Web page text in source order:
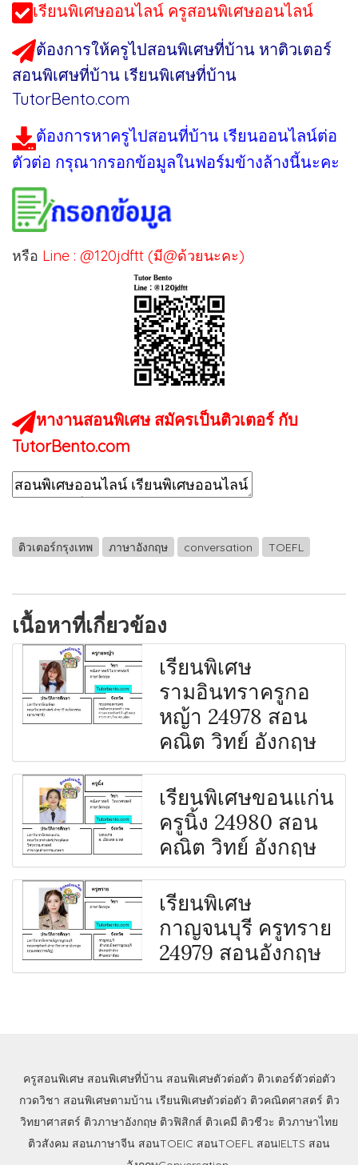
เรียนพิเศษออนไลน์ ครูสอนพิเศษออนไลน์
ต้องการให้ครูไปสอนพิเศษที่บ้าน หาติวเตอร์
สอนพิเศษที่บ้าน เรียนพิเศษที่บ้าน
TutorBento.com
ต้องการหาครูไปสอนที่บ้าน เรียนออนไลน์ต่อ
ตัวต่อ กรุณากรอกข้อมูลในฟอร์มข้างล้างนี้นะคะ
หรือ Line : @120jdftt (มี@ด้วยนะคะ)
หางานสอนพิเศษ สมัครเป็นติวเตอร์ กับ
TutorBento.com
ติวเตอร์กรุงเทพ ภาษาอังกฤษ conversation TOEFL
เนื้อหาที่เกี่ยวข้อง
เรียนพิเศษ
รามอินทราครูกอ
หญ้า 24978 สอน
คณิต วิทย์ อังกฤษ
เรียนพิเศษขอนแก่น
ครูนิ้ง 24980 สอน
คณิต วิทย์ อังกฤษ
เรียนพิเศษ
กาญจนบุรี ครูทราย
24979 สอนอังกฤษ
ครูสอนพิเศษ สอนพิเศษที่บ้าน สอนพิเศษตัวต่อตัว ติวเตอร์ตัวต่อตัว
กวดวิชา สอนพิเศษตามบ้าน เรียนพิเศษตัวต่อตัว ติวคณิตศาสตร์ ติว
วิทยาศาสตร์ ติวภาษาอังกฤษ ติวฟิสิกส์ ติวเคมี ติวชีวะ ติวภาษาไทย
ติวสังคม สอนภาษาจีน สอนTOEIC สอนTOEFL สอนIELTS สอน